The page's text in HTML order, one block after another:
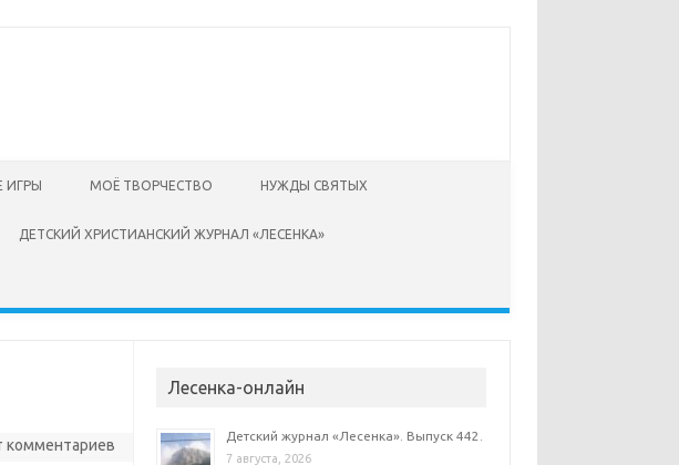
ИГРЫ МОЁ ТВОРЧЕСТВО НУЖДЫ СВЯТЫХ
ДЕТСКИЙ ХРИСТИАНСКИЙ ЖУРНАЛ «ЛЕСЕНКА»
комментариев
Лесенка-онлайн
Детский журнал «Лесенка». Выпуск 442.
7 августа, 2026